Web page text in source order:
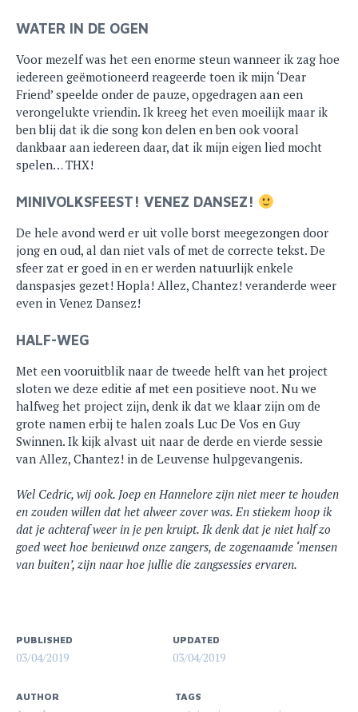
WATER IN DE OGEN
Voor mezelf was het een enorme steun wanneer ik zag hoe
iedereen geëmotioneerd reageerde toen ik mijn ‘Dear
Friend’ speelde onder de pauze, opgedragen aan een
verongelukte vriendin. Ik kreeg het even moeilijk maar ik
ben blij dat ik die song kon delen en ben ook vooral
dankbaar aan iedereen daar, dat ik mijn eigen lied mocht
spelen… THX!
MINIVOLKSFEEST! VENEZ DANSEZ!
De hele avond werd er uit volle borst meegezongen door
jong en oud, al dan niet vals of met de correcte tekst. De
sfeer zat er goed in en er werden natuurlijk enkele
danspasjes gezet! Hopla! Allez, Chantez! veranderde weer
even in Venez Dansez!
HALF-WEG
Met een vooruitblik naar de tweede helft van het project
sloten we deze editie af met een positieve noot. Nu we
halfweg het project zijn, denk ik dat we klaar zijn om de
grote namen erbij te halen zoals Luc De Vos en Guy
Swinnen. Ik kijk alvast uit naar de derde en vierde sessie
van Allez, Chantez! in de Leuvense hulpgevangenis.
Wel Cedric, wij ook. Joep en Hannelore zijn niet meer te houden
en zouden willen dat het alweer zover was. En stiekem hoop ik
dat je achteraf weer in je pen kruipt. Ik denk dat je niet half zo
goed weet hoe benieuwd onze zangers, de zogenaamde ‘mensen
van buiten’, zijn naar hoe jullie die zangsessies ervaren.
PUBLISHED
03/04/2019
UPDATED
03/04/2019
AUTHOR TAGS